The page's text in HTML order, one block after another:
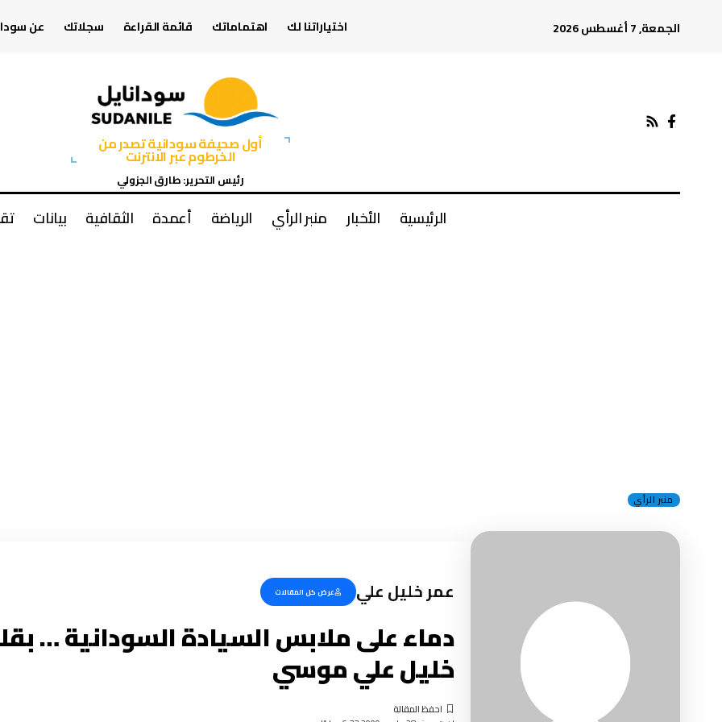
الجمعة, 7 أغسطس 2026 اختياراتنا لك اهتماماتك قائمة القراءة سجلاتك عن
أول صحيفة سودانية تصدر من
الخرطوم عبر الانترنت
رئيس التحرير: طارق الجزولي
الرئيسية الأخبار منبر الرأي الرياضة أعمدة الثقافية بيانات
منبر الرأي
عمر خليل علي عرض كل المقالات
دماء على ملابس السيادة السودانية …
خليل علي موسي